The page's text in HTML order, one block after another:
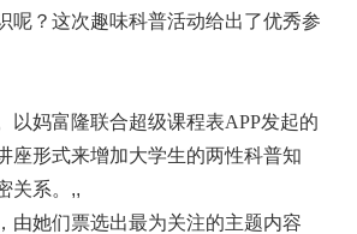
呢？这次趣味科普活动给出了优秀参
以妈富隆联合超级课程表APP发起的
座形式来增加大学生的两性科普知
系。 ,,
由她们票选出最为关注的主题内容